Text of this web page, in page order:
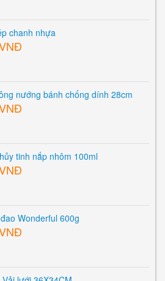
chanh nhựa
nướng bánh chống dính 28cm
tinh nắp nhôm 100ml
Wonderful 600g